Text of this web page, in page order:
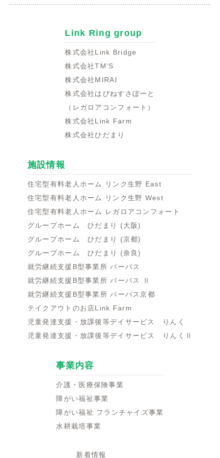
Link Ring group
株式会社Link Bridge
株式会社TM'S
株式会社MIRAI
株式会社はぴねすさぽーと
（レガロアコンフォート）
株式会社Link Farm
株式会社ひだまり
施設情報
住宅型有料老人ホーム リンク生野 East
住宅型有料老人ホーム リンク生野 West
住宅型有料老人ホーム レガロアコンフォート
グループホーム ひだまり (大阪)
グループホーム ひだまり (京都)
グループホーム ひだまり (奈良)
就労継続支援B型事業所 パーパス
就労継続支援B型事業所 パーパス Ⅱ
就労継続支援B型事業所 パーパス京都
テイクアウトのお店Link Farm
児童発達支援・放課後等デイサービス りんく
児童発達支援・放課後等デイサービス りんくⅡ
事業内容
介護・医療保険事業
障がい福祉事業
障がい福祉 フランチャイズ事業
水耕栽培事業
新着情報